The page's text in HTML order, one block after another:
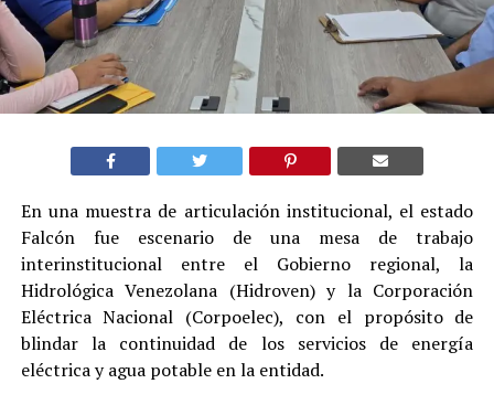
En una muestra de articulación institucional, el estado
Falcón fue escenario de una mesa de trabajo
interinstitucional entre el Gobierno regional, la
Hidrológica Venezolana (Hidroven) y la Corporación
Eléctrica Nacional (Corpoelec), con el propósito de
blindar la continuidad de los servicios de energía
eléctrica y agua potable en la entidad.